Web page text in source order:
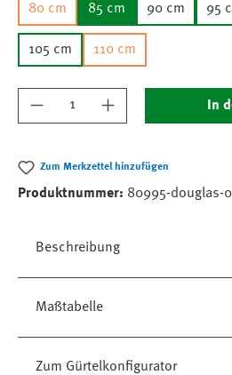
80 cm 85 cm 90 cm 95
105 cm 110 cm
Produkt Anzahl: Gib In
Zum Merkzettel hinzufügen
Produktnummer: 80995-douglas-
Beschreibung
Maßtabelle
Zum Gürtelkonfigurator